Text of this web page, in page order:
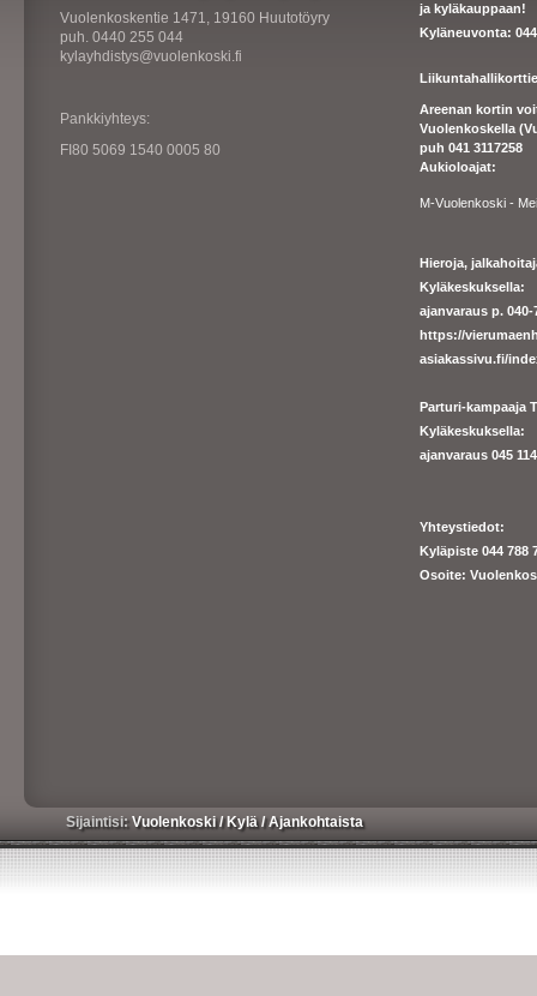
Vuolenkoskentie 1471, 19160 Huutotöyry
puh. 0440 255 044
kylayhdistys@vuolenkoski.fi
Pankkiyhteys:
FI80 5069 1540 0005 80
ja kyläkauppaan!
Kyläneuvonta: 044
Areenan kortin
Vuolenkoskella
puh 041 3117258
Aukioloajat:
M-Vuolenkoski -
Hieroja,
Kyläkeskuksella:
ajanvaraus p.
https://
asiakassivu.fi/
Parturi-kampaaja
Kyläkeskuksella:
ajanvaraus 045
Yhteystiedot:
Kyläpiste 044 788
Osoite:
Sijaintisi:Vuolenkoski/ Kylä/Ajankohtaista